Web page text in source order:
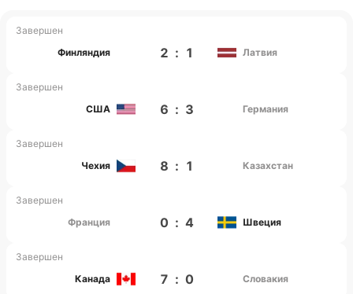
Завершен
Финляндия
2 : 1 Латвия
Завершен
США
6 : 3 Германия
Завершен
Чехия
8 : 1 Казахстан
Завершен
Франция
0 : 4 Швеция
Завершен
Канада
7 : 0 Словакия